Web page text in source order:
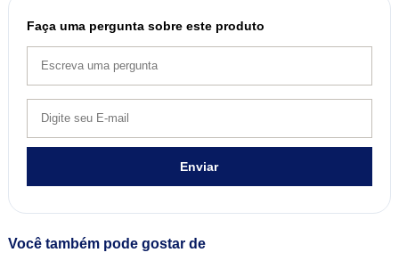
Faça uma pergunta sobre este produto
Enviar
Você também pode gostar de